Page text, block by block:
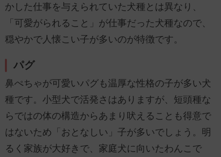
かした仕事を与えられていた犬種とは異なり、
「可愛がられること」が仕事だった犬種なので、
穏やかで人懐こい子が多いのが特徴です。
パグ
鼻ぺちゃが可愛いパグも温厚な性格の子が多い犬
種です。小型犬で活発さはありますが、短頭種な
らではの体の構造からあまり吠えることも得意で
はないため「おとなしい」子が多いでしょう。明
るく家族が大好きで、家庭犬に向いたわんこで